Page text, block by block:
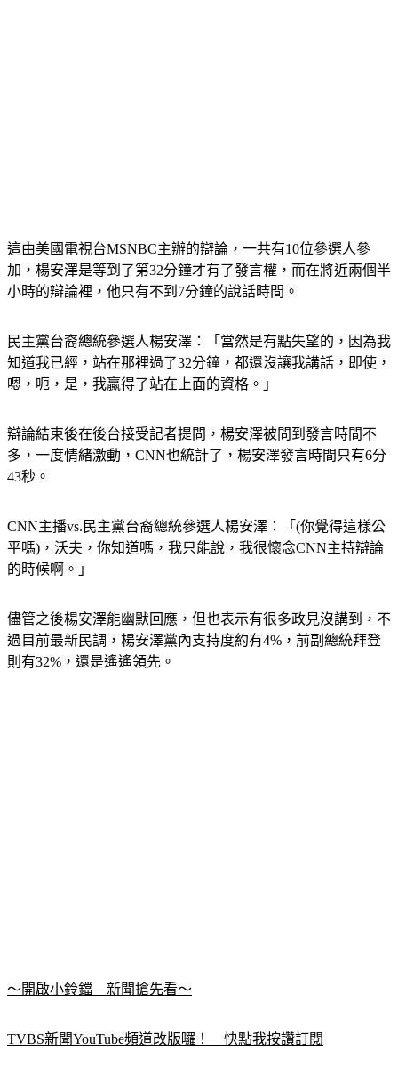
這由美國電視台MSNBC主辦的辯論，一共有10位參選人參
加，楊安澤是等到了第32分鐘才有了發言權，而在將近兩個半
小時的辯論裡，他只有不到7分鐘的說話時間。
民主黨台裔總統參選人楊安澤：「當然是有點失望的，因為我
知道我已經，站在那裡過了32分鐘，都還沒讓我講話，即使，
嗯，呃，是，我贏得了站在上面的資格。」
辯論結束後在後台接受記者提問，楊安澤被問到發言時間不
多，一度情緒激動，CNN也統計了，楊安澤發言時間只有6分
43秒。
CNN主播vs.民主黨台裔總統參選人楊安澤：「(你覺得這樣公
平嗎)，沃夫，你知道嗎，我只能說，我很懷念CNN主持辯論
的時候啊。」
儘管之後楊安澤能幽默回應，但也表示有很多政見沒講到，不
過目前最新民調，楊安澤黨內支持度約有4%，前副總統拜登
則有32%，還是遙遙領先。
～開啟小鈴鐺　新聞搶先看～
TVBS新聞YouTube頻道改版囉！　快點我按讚訂閱